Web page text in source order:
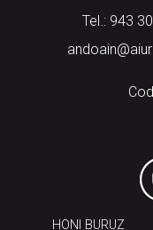
Tel.: 943
HONI BURUZ